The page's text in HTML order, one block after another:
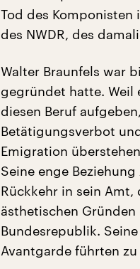
Tod des Komponisten
des NWDR, des
Walter Braunfels war
gegründet hatte. Weil
diesen Beruf
Betätigungsverbot
Emigration
Seine enge
Rückkehr in sein
ästhetischen
Bundesrepublik.
Avantgarde führten